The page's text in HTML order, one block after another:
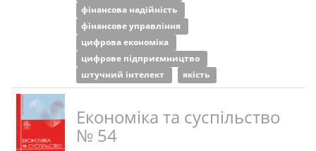
фінансова надійність
фінансове управління
цифрова економіка
цифрове підприємництво
штучний інтелект
якість
Економіка та суспільство
№ 54